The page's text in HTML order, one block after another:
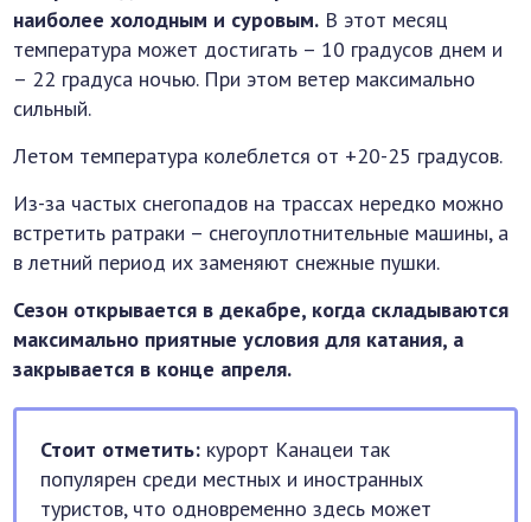
наиболее холодным и суровым. В этот месяц
температура может достигать – 10 градусов днем и
– 22 градуса ночью. При этом ветер максимально
сильный.
Летом температура колеблется от +20-25 градусов.
Из-за частых снегопадов на трассах нередко можно
встретить ратраки – снегоуплотнительные машины, а
в летний период их заменяют снежные пушки.
Сезон открывается в декабре, когда складываются
максимально приятные условия для катания, а
закрывается в конце апреля.
Стоит отметить: курорт Канацеи так
популярен среди местных и иностранных
туристов, что одновременно здесь может